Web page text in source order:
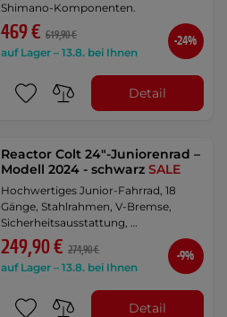
Shimano-Komponenten.
469 € 619,90 €
auf Lager – 13.8. bei Ihnen
-24%
Detail
Reactor Colt 24"-Juniorenrad –
Modell 2024 - schwarzSALE
Hochwertiges Junior-Fahrrad, 18
Gänge, Stahlrahmen, V-Bremse,
Sicherheitsausstattung, …
249,90 € 274,90 €
auf Lager – 13.8. bei Ihnen
-9%
Detail